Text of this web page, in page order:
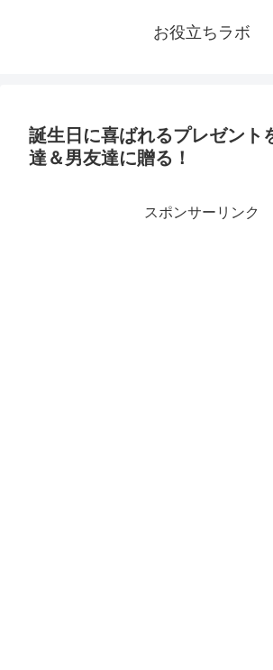
お役立ちラボ
誕生日に喜ばれるプレゼント
達＆男友達に贈る！
スポンサーリンク